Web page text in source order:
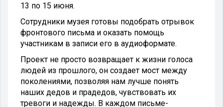
13 по 15 июня.
Сотрудники музея готовы подобрать отрывок
фронтового письма и оказать помощь
участникам в записи его в аудиоформате.
Проект не просто возвращает к жизни голоса
людей из прошлого, он создает мост между
поколениями, позволяя нам лучше понять
наших дедов и прадедов, чувствовать их
тревоги и надежды. В каждом письме-